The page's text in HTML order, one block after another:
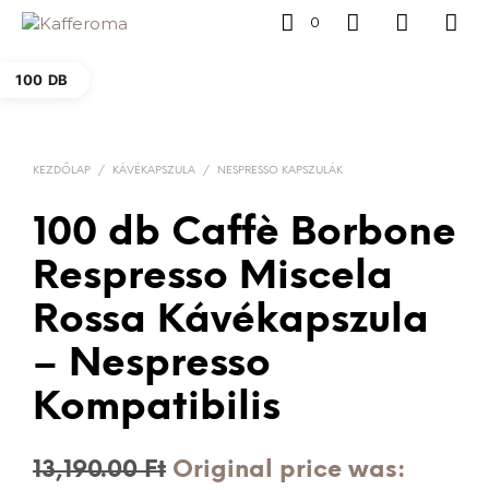
0
100 DB
KEZDŐLAP / KÁVÉKAPSZULA / NESPRESSO KAPSZULÁK
100 db Caffè Borbone
Respresso Miscela
Rossa Kávékapszula
– Nespresso
Kompatibilis
13,190.00Ft Original price was: